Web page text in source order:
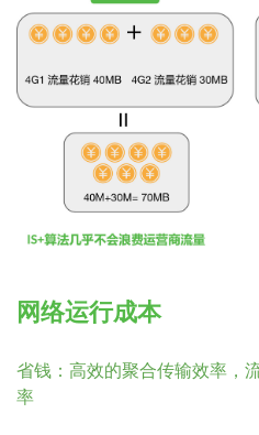
网络运行成本
省钱：高效的聚合传输效率，
率